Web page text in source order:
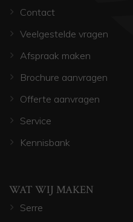
Contact
Veelgestelde vragen
Afspraak maken
Brochure aanvragen
Offerte aanvragen
Service
Kennisbank
WAT WIJ MAKEN
Serre